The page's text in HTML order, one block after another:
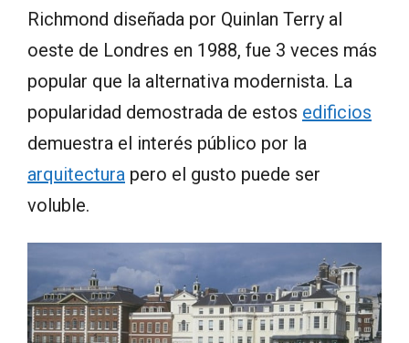
Richmond diseñada por Quinlan Terry al
oeste de Londres en 1988, fue 3 veces más
popular que la alternativa modernista. La
popularidad demostrada de estos edificios
demuestra el interés público por la
arquitectura pero el gusto puede ser
voluble.